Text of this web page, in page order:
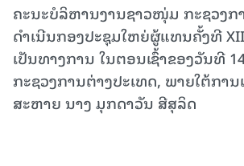
ຄະນະບໍລິຫານງານຊາວໜຸ່ມ ກະຊວງກ
ດໍາເນີນກອງປະຊຸມໃຫຍ່ຜູ້ແທນຄັ້ງທີ
ເປັນທາງການ ໃນຕອນເຊົ້າຂອງວັນທີ
ກະຊວງການຕ່າງປະເທດ, ພາຍໃຕ້ກາ
ສະຫາຍ ນາງ ມຸກດາວັນ ສີສຸລິດ